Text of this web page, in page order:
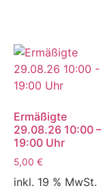
Ermäßigte
29.08.26 10:00 –
19:00 Uhr
5,00 €
inkl. 19 % MwSt.